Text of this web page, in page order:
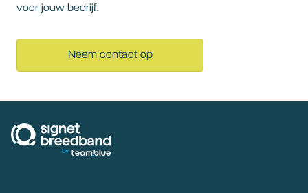
voor jouw bedrijf.
Neem contact op